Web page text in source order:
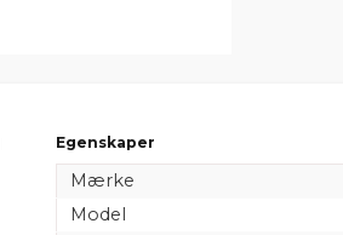
Egenskaper
Mærke
Model